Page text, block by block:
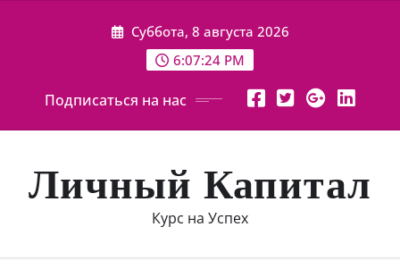
Суббота, 8 августа 2026
6:07:25 PM
Подписаться на нас
Личный Капитал
Курс на Успех